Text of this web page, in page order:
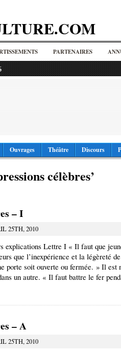
PARTENAIRES
Ouvrages Théâtre Discours
célèbres’
– I
25TH, 2010
explications Lettre I « Il faut que
que l’inexpérience et la légèreté
porte soit ouverte ou fermée. » Il est
un autre. « Il faut battre le fer
– A
25TH, 2010